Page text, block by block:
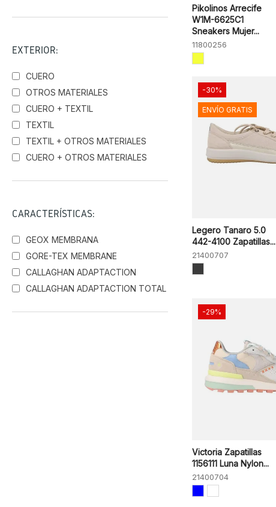
EXTERIOR:
CUERO
OTROS MATERIALES
CUERO + TEXTIL
TEXTIL
TEXTIL + OTROS MATERIALES
CUERO + OTROS MATERIALES
CARACTERÍSTICAS:
GEOX MEMBRANA
GORE-TEX MEMBRANE
CALLAGHAN ADAPTACTION
CALLAGHAN ADAPTACTION TOTAL
Pikolinos Arrecife
W1M-6625C1
Sneakers Mujer...
11800256
Legero Tanaro 5.0
442-4100 Zapatillas...
21400707
-30%
ENVÍO GRATIS
Victoria Zapatillas
1156111 Luna Nylon...
21400704
-29%